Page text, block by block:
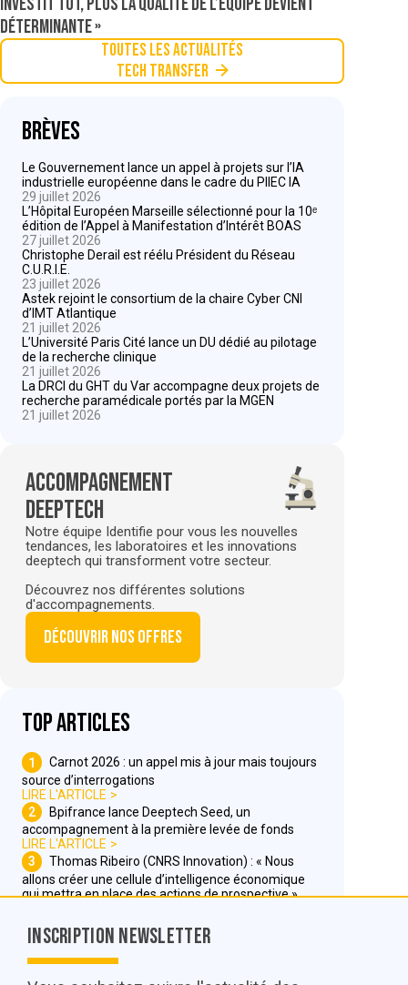
déterminante »
Toutes les actualités
Tech Transfer
Brèves
Le Gouvernement lance un appel à projets sur l’IA
industrielle européenne dans le cadre du PIIEC IA
29 juillet 2026
L’Hôpital Européen Marseille sélectionné pour la 10ᵉ
édition de l’Appel à Manifestation d’Intérêt BOAS
27 juillet 2026
Christophe Derail est réélu Président du Réseau
C.U.R.I.E.
23 juillet 2026
Astek rejoint le consortium de la chaire Cyber CNI
d’IMT Atlantique
21 juillet 2026
L’Université Paris Cité lance un DU dédié au pilotage
de la recherche clinique
21 juillet 2026
La DRCI du GHT du Var accompagne deux projets de
recherche paramédicale portés par la MGEN
21 juillet 2026
Accompagnement
deeptech
Notre équipe Identifie pour vous les nouvelles
tendances, les laboratoires et les innovations
deeptech qui transforment votre secteur.
Découvrez nos différentes solutions
d'accompagnements.
Découvrir nos offres
Top articles
1
Carnot 2026 : un appel mis à jour mais toujours
source d’interrogations
LIRE L'ARTICLE
2
Bpifrance lance Deeptech Seed, un
accompagnement à la première levée de fonds
LIRE L'ARTICLE
3
Thomas Ribeiro (CNRS Innovation) : « Nous
allons créer une cellule d’intelligence économique
qui mettra en place des actions de prospective »
Inscription Newsletter